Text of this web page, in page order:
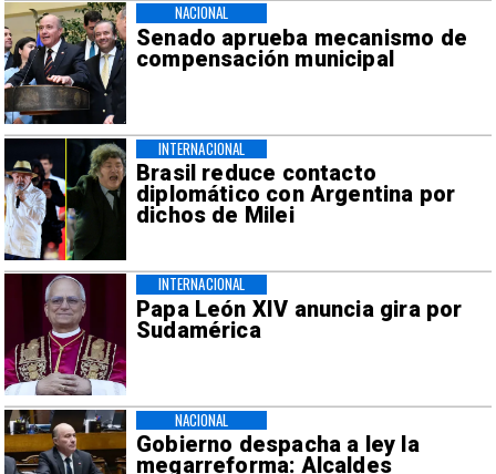
Senado aprueba mecanismo de
compensación municipal
NACIONAL
Brasil reduce contacto
diplomático con Argentina por
dichos de Milei
INTERNACIONAL
Papa León XIV anuncia gira por
Sudamérica
INTERNACIONAL
Gobierno despacha a ley la
megarreforma: Alcaldes
NACIONAL